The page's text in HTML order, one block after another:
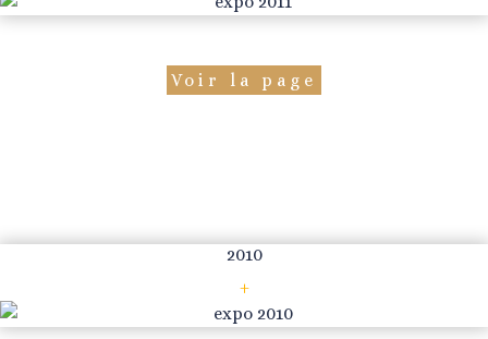
Voir la page
2010
+